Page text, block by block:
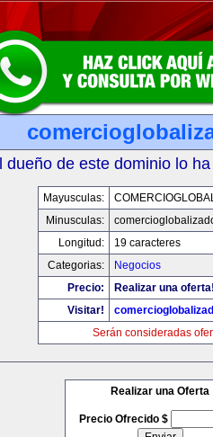
dueño de este dominio lo
Mayusculas:
Minusculas:
Longitud:
19 caracteres
Categorias:
Negocios
Precio:
Realizar una
Visitar!
Serán consideradas
Realizar una Oferta
Precio Ofrecido $